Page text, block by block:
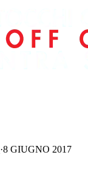
·8 GIUGNO 2017